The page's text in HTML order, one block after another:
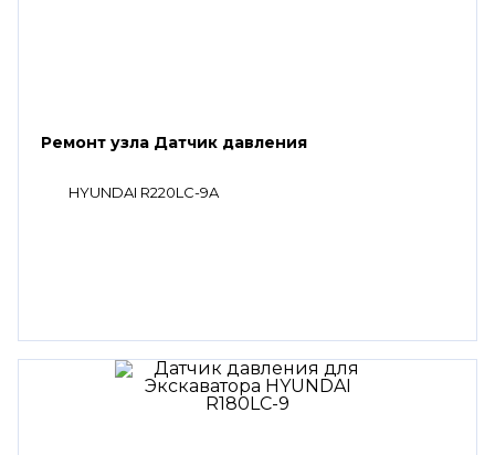
Ремонт узла Датчик давления
HYUNDAI R220LC-9A